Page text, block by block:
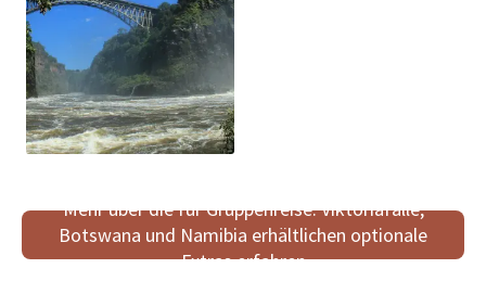
Mehr über die für Gruppenreise: Viktoriafälle,
Botswana und Namibia erhältlichen optionale
Extras erfahren